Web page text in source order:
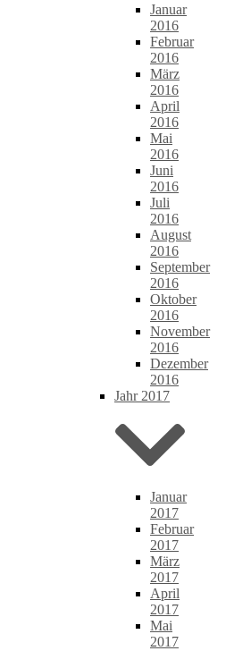
Januar
2016
Februar
2016
März
2016
April
2016
Mai
2016
Juni
2016
Juli
2016
August
2016
September
2016
Oktober
2016
November
2016
Dezember
2016
Jahr 2017
Januar
2017
Februar
2017
März
2017
April
2017
Mai
2017